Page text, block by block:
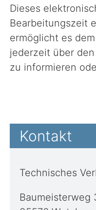
Dieses
Bearbeitungszeit
ermöglicht es
jederzeit über
zu informieren
Kontakt
Technisches
Baumeisterweg